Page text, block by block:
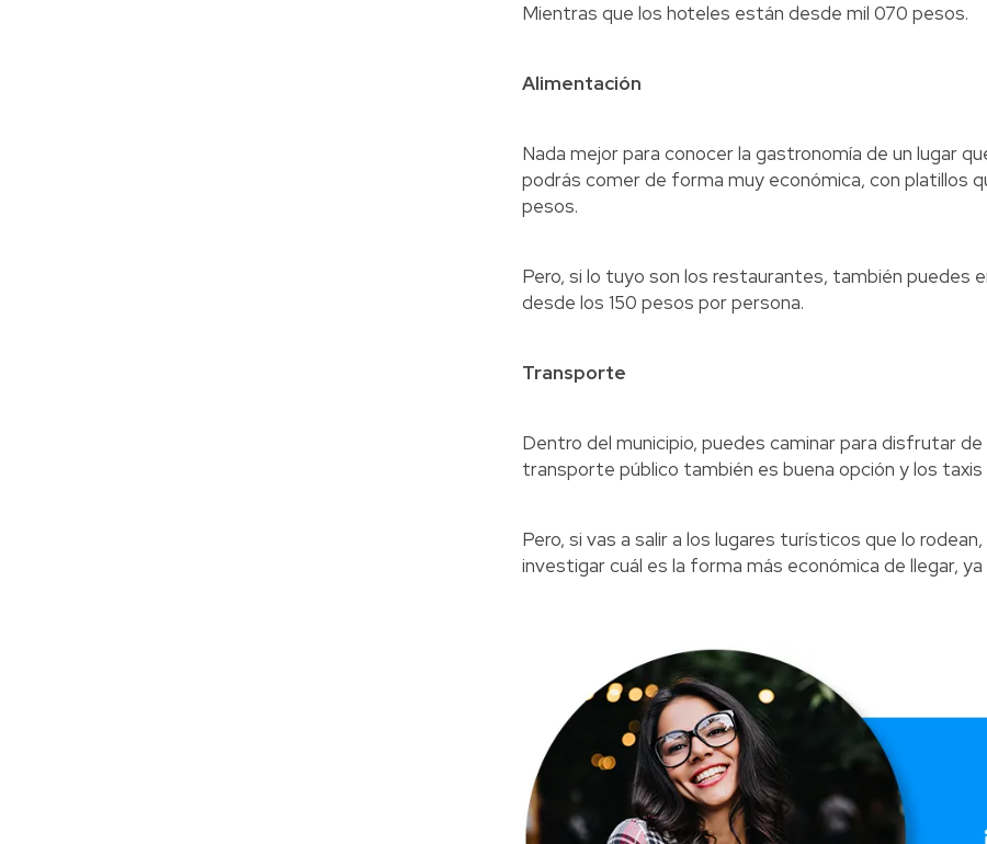
Mientras que los hoteles están desde mil 070 pesos.
Alimentación
Nada mejor para conocer la gastronomía de un lugar
podrás comer de forma muy económica, con platillos
pesos.
Pero, si lo tuyo son los restaurantes, también puedes
desde los 150 pesos por persona.
Transporte
Dentro del municipio, puedes caminar para disfrutar
transporte público también es buena opción y los
Pero, si vas a salir a los lugares turísticos que lo
investigar cuál es la forma más económica de llegar,